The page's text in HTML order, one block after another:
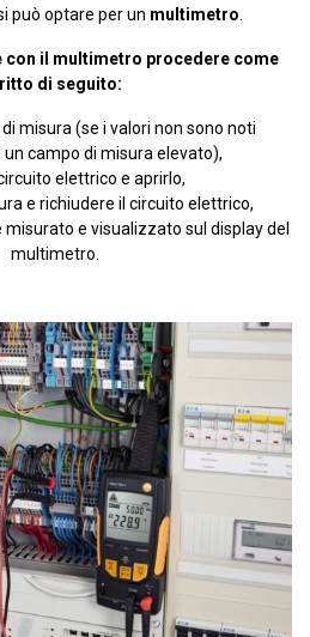
può optare per un multimetro
con il multimetro procedere come
di seguito:
misura (se i valori non sono noti
campo di misura elevato),
elettrico e aprirlo,
e richiudere il circuito elettrico,
misurato e visualizzato sul display del
multimetro.